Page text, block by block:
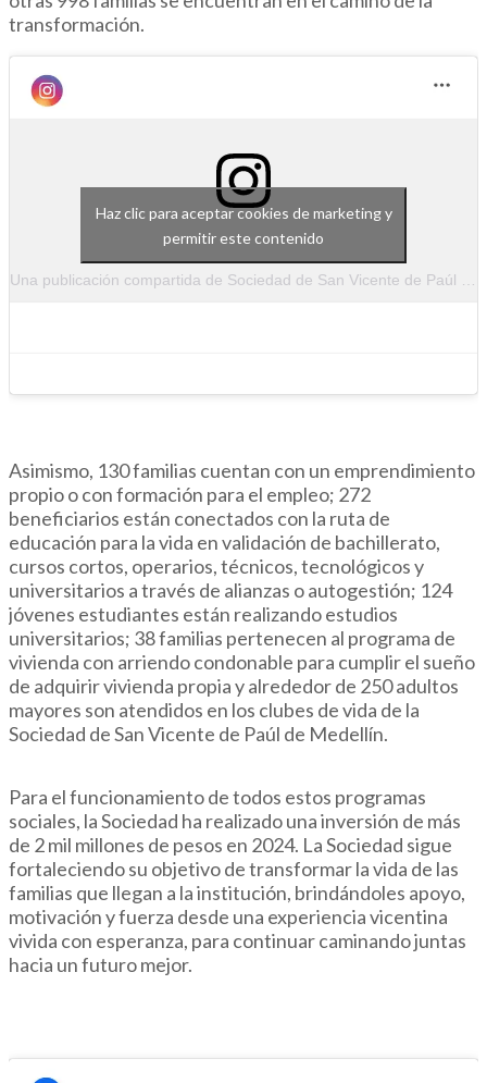
transformación.
Haz clic para aceptar cookies de marketing y
permitir este contenido
Asimismo, 130 familias cuentan con un emprendimiento
propio o con formación para el empleo; 272
beneficiarios están conectados con la ruta de
educación para la vida en validación de bachillerato,
cursos cortos, operarios, técnicos, tecnológicos y
universitarios a través de alianzas o autogestión; 124
jóvenes estudiantes están realizando estudios
universitarios; 38 familias pertenecen al programa de
vivienda con arriendo condonable para cumplir el sueño
de adquirir vivienda propia y alrededor de 250 adultos
mayores son atendidos en los clubes de vida de la
Sociedad de San Vicente de Paúl de Medellín.
Para el funcionamiento de todos estos programas
sociales, la Sociedad ha realizado una inversión de más
de 2 mil millones de pesos en 2024. La Sociedad sigue
fortaleciendo su objetivo de transformar la vida de las
familias que llegan a la institución, brindándoles apoyo,
motivación y fuerza desde una experiencia vicentina
vivida con esperanza, para continuar caminando juntas
hacia un futuro mejor.